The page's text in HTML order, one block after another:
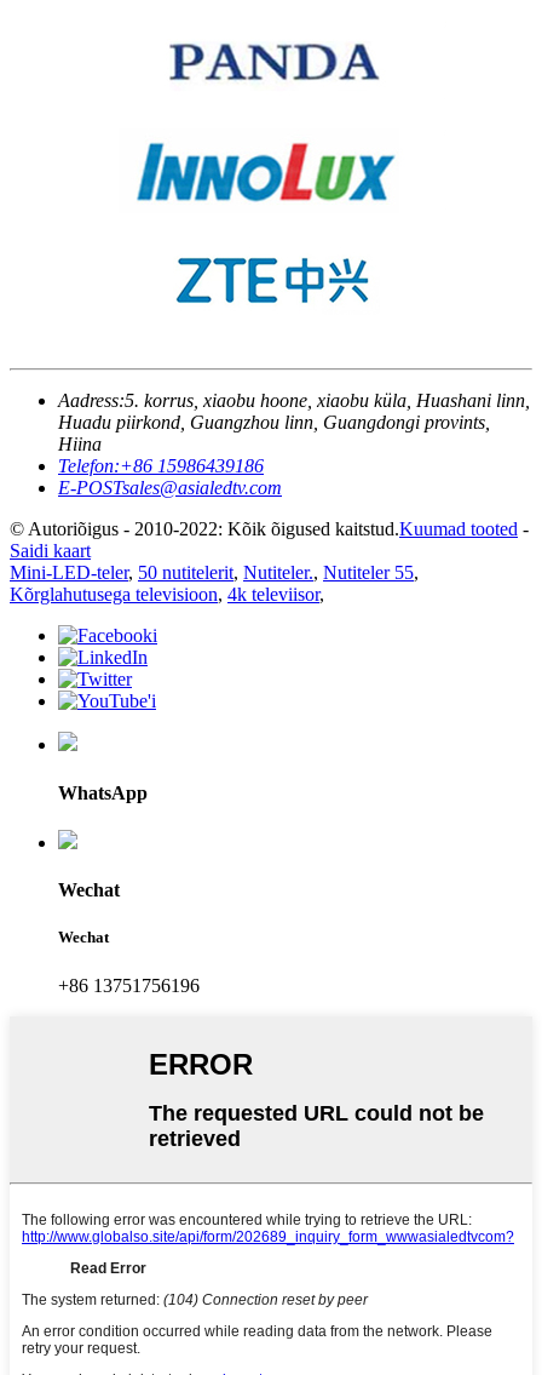
Aadress:5. korrus, xiaobu hoone, xiaobu küla, Huashani linn,
Huadu piirkond, Guangzhou linn, Guangdongi provints,
Hiina
Telefon:+86 15986439186
E-POSTsales@asialedtv.com
© Autoriõigus - 2010-2022: Kõik õigused kaitstud.Kuumad tooted -
Saidi kaart
Mini-LED-teler, 50 nutitelerit, Nutiteler., Nutiteler 55,
Kõrglahutusega televisioon, 4k televiisor,
WhatsApp
Wechat
Wechat
+86 13751756196